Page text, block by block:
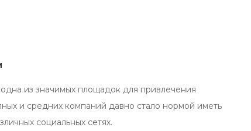
из значимых площадок для привлечения
и средних компаний давно стало нормой иметь
социальных сетях.